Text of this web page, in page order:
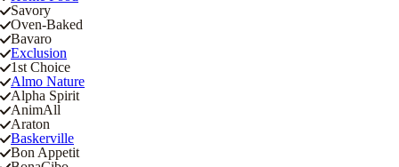
Savory
Oven-Baked
Bavaro
Exclusion
1st Choice
Almo Nature
Alpha Spirit
AnimAll
Araton
Baskerville
Bon Appetit